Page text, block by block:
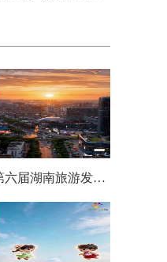
第六届湖南旅游发展大会丨阿莲潭宝带你云游岳塘（二）